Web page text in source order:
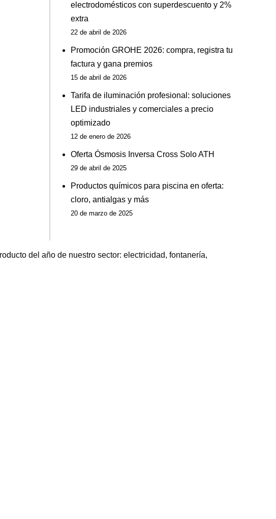
electrodomésticos con superdescuento y 2%
extra
22 de abril de 2026
Promoción GROHE 2026: compra, registra tu
factura y gana premios
15 de abril de 2026
Tarifa de iluminación profesional: soluciones
LED industriales y comerciales a precio
optimizado
12 de enero de 2026
Oferta Ósmosis Inversa Cross Solo ATH
29 de abril de 2025
Productos químicos para piscina en oferta:
cloro, antialgas y más
20 de marzo de 2025
del año de nuestro sector: electricidad, fontanería,